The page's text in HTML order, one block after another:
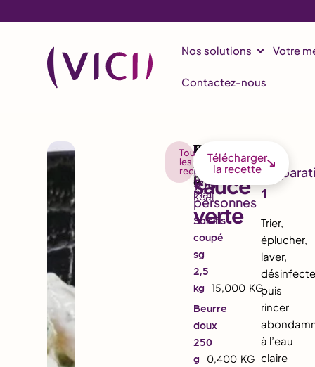
Nos solutions Votre
Contactez-nous
Toutes
les
recettes
Salsifis
sauce
verte
159
kcal
12,8
g
6,9
g
6,9
g
Plat
1488
Salsifis
coupé
sg
2,5
kg
15,000 KG
Beurre
doux
250
g
0,400 KG
Télécharger
la recette
1
Trier,
éplucher,
laver,
puis
rincer
à l’eau
claire